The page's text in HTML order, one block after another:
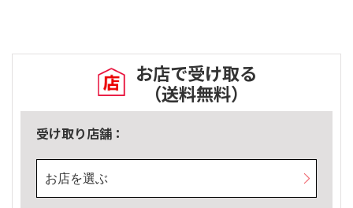
お店で受け取る
（送料無料）
受け取り店舗：
お店を選ぶ